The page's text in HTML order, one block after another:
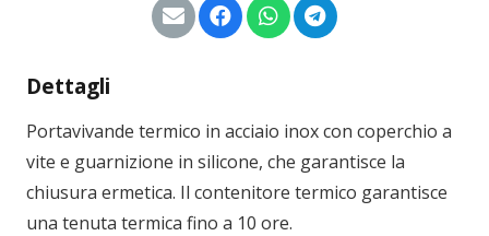
Dettagli
Portavivande termico in acciaio inox con coperchio a
vite e guarnizione in silicone, che garantisce la
chiusura ermetica. Il contenitore termico garantisce
una tenuta termica fino a 10 ore.